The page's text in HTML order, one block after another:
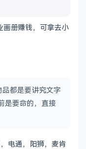
册赚钱，可拿去小
都是要讲究文字
是要命的，直接
电通，阳狮，麦肯